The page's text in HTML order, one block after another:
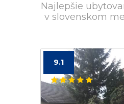
Najlepšie
v slovenskom
9.1